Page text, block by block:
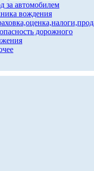
за автомобилем
вождения
дорожного